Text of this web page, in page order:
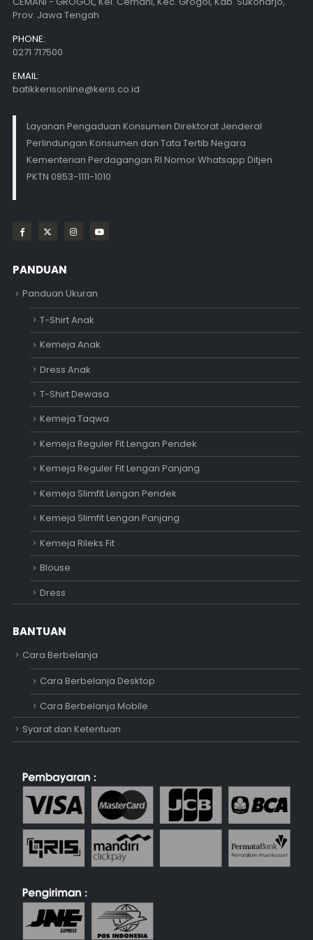
Prov. Jawa Tengah
PHONE:
0271 717500
EMAIL:
batikkerisonline@keris.co.id
Layanan Pengaduan Konsumen Direktorat Jenderal
Perlindungan Konsumen dan Tata Tertib Negara
Kementerian Perdagangan RI Nomor Whatsapp Ditjen
PKTN 0853-1111-1010
PANDUAN
Panduan Ukuran
T-Shirt Anak
Kemeja Anak
Dress Anak
T-Shirt Dewasa
Kemeja Taqwa
Kemeja Reguler Fit Lengan Pendek
Kemeja Reguler Fit Lengan Panjang
Kemeja Slimfit Lengan Pendek
Kemeja Slimfit Lengan Panjang
Kemeja Rileks Fit
Blouse
Dress
BANTUAN
Cara Berbelanja
Cara Berbelanja Desktop
Cara Berbelanja Mobile
Syarat dan Ketentuan